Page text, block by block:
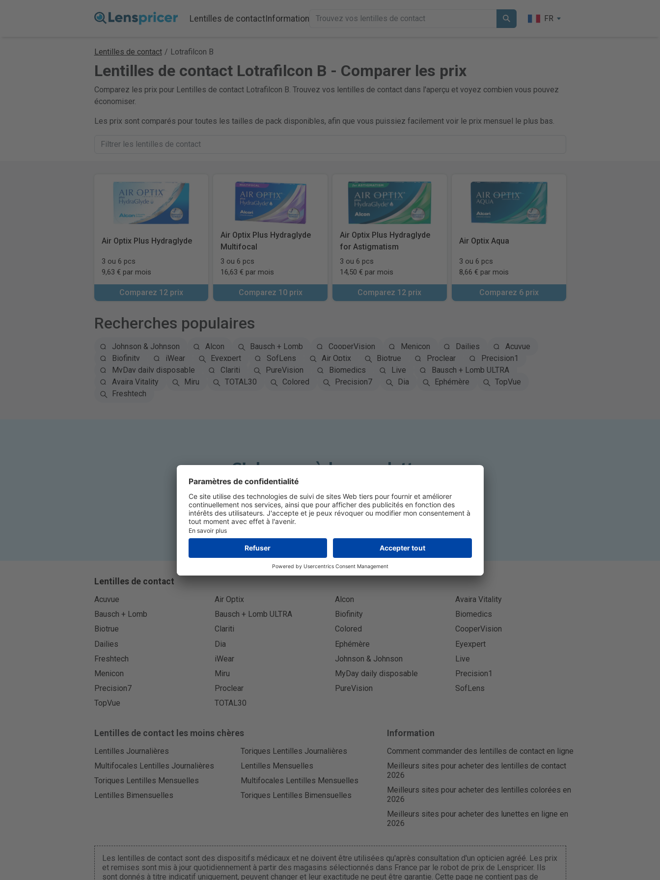
Lentilles de contactInformation FR
Lentilles de contact / Lotrafilcon B
Lentilles de contact Lotrafilcon B - Comparer les prix
Comparez les prix pour Lentilles de contact Lotrafilcon B. Trouvez vos lentilles de contact dans l'aperçu et voyez combien vous pouvez
économiser.
Les prix sont comparés pour toutes les tailles de pack disponibles, afin que vous puissiez facilement voir le prix mensuel le plus bas.
Air Optix Plus Hydraglyde
3 ou 6 pcs
9,63 € par mois
Comparez 12 prix
Air Optix Plus Hydraglyde
Multifocal
3 ou 6 pcs
16,63 € par mois
Comparez 10 prix
Air Optix Plus Hydraglyde
for Astigmatism
3 ou 6 pcs
14,50 € par mois
Comparez 12 prix
Air Optix Aqua
3 ou 6 pcs
8,66 € par mois
Comparez 6 prix
Recherches populaires
Johnson & Johnson Alcon Bausch + Lomb CooperVision Menicon Dailies
Acuvue
Biofinity
iWear Eyexpert SofLens Air Optix Biotrue Proclear
Precision1
MyDay daily disposable
Clariti PureVision Biomedics Live
Bausch + Lomb ULTRA
Avaira Vitality
Miru TOTAL30 Colored Precision7 Dia Ephémère
TopVue
Freshtech
S'abonner à la newsletter
S'abonner
Lentilles de contact
Acuvue Air Optix Alcon
Avaira Vitality
Bausch + Lomb
Bausch + Lomb ULTRA Biofinity
Biomedics
Biotrue
Clariti Colored
CooperVision
Dailies
Dia Ephémère
Eyexpert
Freshtech
iWear Johnson & Johnson
Live
Menicon
Miru MyDay daily disposable
Precision1
Precision7
Proclear PureVision
SofLens
TopVue
TOTAL30
Lentilles de contact les moins chères
Lentilles Journalières
Toriques Lentilles Journalières
Multifocales Lentilles Journalières
Lentilles Mensuelles
Toriques Lentilles Mensuelles
Multifocales Lentilles Mensuelles
Lentilles Bimensuelles
Toriques Lentilles Bimensuelles
Information
Comment commander des lentilles de contact en ligne
Meilleurs sites pour acheter des lentilles de contact
2026
Meilleurs sites pour acheter des lentilles colorées en
2026
Meilleurs sites pour acheter des lunettes en ligne en
2026
Les lentilles de contact sont des dispositifs médicaux et ne doivent être utilisées qu'après consultation d'un opticien agréé. Les prix
et remises sont mis à jour quotidiennement à partir des magasins sélectionnés dans France par le robot de prix de Lenspricer. Ils
sont donnés à titre indicatif uniquement, peuvent changer et leur exactitude ne peut être garantie. Cette page ne contient pas de